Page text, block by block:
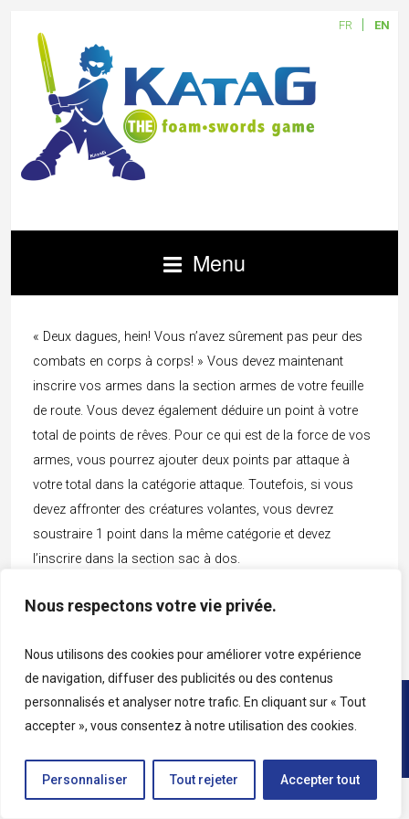
Nous respectons votre vie privée.
Nous utilisons des cookies pour améliorer votre expérience
de navigation, diffuser des publicités ou des contenus
personnalisés et analyser notre trafic. En cliquant sur « Tout
accepter », vous consentez à notre utilisation des cookies.
Personnaliser Tout rejeter Accepter tout
FR EN
Menu
« Deux dagues, hein! Vous n’avez sûrement pas peur des
combats en corps à corps! » Vous devez maintenant
inscrire vos armes dans la section armes de votre feuille
de route. Vous devez également déduire un point à votre
total de points de rêves. Pour ce qui est de la force de vos
armes, vous pourrez ajouter deux points par attaque à
votre total dans la catégorie attaque. Toutefois, si vous
devez affronter des créatures volantes, vous devrez
soustraire 1 point dans la même catégorie et devez
l’inscrire dans la section sac à dos.
Cliquez ici pour continuer
Copyright © 2026 • All rights reserved • Katag